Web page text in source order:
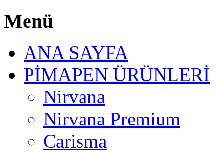
Menü
ANA SAYFA
PİMAPEN ÜRÜNLERİ
Nirvana
Nirvana Premium
Carisma